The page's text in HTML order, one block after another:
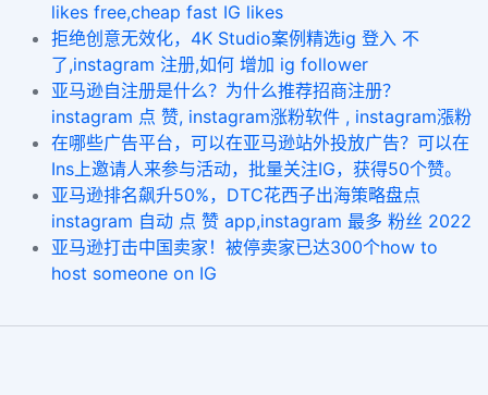
likes free,cheap fast IG likes
拒绝创意无效化，4K Studio案例精选ig 登入 不
了,instagram 注册,如何 增加 ig follower
亚马逊自注册是什么？为什么推荐招商注册？
instagram 点 赞, instagram涨粉软件 , instagram漲粉
在哪些广告平台，可以在亚马逊站外投放广告？可以在
Ins上邀请人来参与活动，批量关注IG，获得50个赞。
亚马逊排名飙升50%，DTC花西子出海策略盘点
instagram 自动 点 赞 app,instagram 最多 粉丝 2022
亚马逊打击中国卖家！被停卖家已达300个how to
host someone on IG